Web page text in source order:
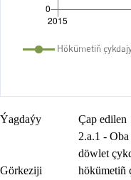
Ýagdaýy Çap edilen
Görkeziji
2.a.1 -
döwlet
hökümetiñ